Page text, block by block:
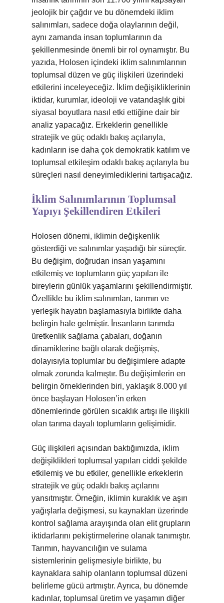
jeolojik bir çağdır ve bu dönemdeki iklim
salınımları, sadece doğa olaylarının değil,
aynı zamanda insan toplumlarının da
şekillenmesinde önemli bir rol oynamıştır. Bu
yazıda, Holosen içindeki iklim salınımlarının
toplumsal düzen ve güç ilişkileri üzerindeki
etkilerini inceleyeceğiz. İklim değişikliklerinin
iktidar, kurumlar, ideoloji ve vatandaşlık gibi
siyasal boyutlara nasıl etki ettiğine dair bir
analiz yapacağız. Erkeklerin genellikle
stratejik ve güç odaklı bakış açılarıyla,
kadınların ise daha çok demokratik katılım ve
toplumsal etkileşim odaklı bakış açılarıyla bu
süreçleri nasıl deneyimlediklerini tartışacağız.
İklim Salınımlarının Toplumsal
Yapıyı Şekillendiren Etkileri
Holosen dönemi, iklimin değişkenlik
gösterdiği ve salınımlar yaşadığı bir süreçtir.
Bu değişim, doğrudan insan yaşamını
etkilemiş ve toplumların güç yapıları ile
bireylerin günlük yaşamlarını şekillendirmiştir.
Özellikle bu iklim salınımları, tarımın ve
yerleşik hayatın başlamasıyla birlikte daha
belirgin hale gelmiştir. İnsanların tarımda
üretkenlik sağlama çabaları, doğanın
dinamiklerine bağlı olarak değişmiş,
dolayısıyla toplumlar bu değişimlere adapte
olmak zorunda kalmıştır. Bu değişimlerin en
belirgin örneklerinden biri, yaklaşık 8.000 yıl
önce başlayan Holosen’in erken
dönemlerinde görülen sıcaklık artışı ile ilişkili
olan tarıma dayalı toplumların gelişimidir.
Güç ilişkileri açısından baktığımızda, iklim
değişiklikleri toplumsal yapıları ciddi şekilde
etkilemiş ve bu etkiler, genellikle erkeklerin
stratejik ve güç odaklı bakış açılarını
yansıtmıştır. Örneğin, iklimin kuraklık ve aşırı
yağışlarla değişmesi, su kaynakları üzerinde
kontrol sağlama arayışında olan elit grupların
iktidarlarını pekiştirmelerine olanak tanımıştır.
Tarımın, hayvancılığın ve sulama
sistemlerinin gelişmesiyle birlikte, bu
kaynaklara sahip olanların toplumsal düzeni
belirleme gücü artmıştır. Ayrıca, bu dönemde
kadınlar, toplumsal üretim ve yaşamın diğer